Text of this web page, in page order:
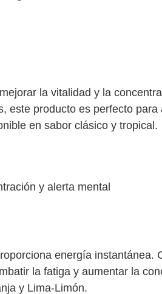
la vitalidad y la
este producto es perfecto para
en sabor clásico y tropical.
y alerta mental
energía instantánea.
la fatiga y aumentar la
y Lima-Limón.